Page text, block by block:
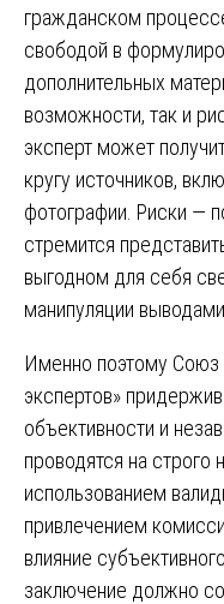
гражданском
свободой в
дополнительных
возможности, так и
эксперт может
кругу источников,
фотографии. Риски —
стремится
выгодном для себя
манипуляции выводами
Именно поэтому
экспертов»
объективности и
проводятся на строго
использованием
привлечением
влияние
заключение должно